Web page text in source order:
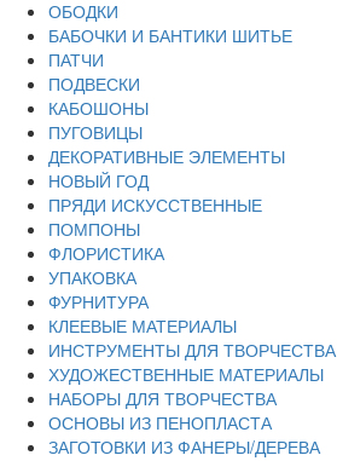
ОБОДКИ
БАБОЧКИ И БАНТИКИ ШИТЬЕ
ПАТЧИ
ПОДВЕСКИ
КАБОШОНЫ
ПУГОВИЦЫ
ДЕКОРАТИВНЫЕ ЭЛЕМЕНТЫ
НОВЫЙ ГОД
ПРЯДИ ИСКУССТВЕННЫЕ
ПОМПОНЫ
ФЛОРИСТИКА
УПАКОВКА
ФУРНИТУРА
КЛЕЕВЫЕ МАТЕРИАЛЫ
ИНСТРУМЕНТЫ ДЛЯ ТВОРЧЕСТВА
ХУДОЖЕСТВЕННЫЕ МАТЕРИАЛЫ
НАБОРЫ ДЛЯ ТВОРЧЕСТВА
ОСНОВЫ ИЗ ПЕНОПЛАСТА
ЗАГОТОВКИ ИЗ ФАНЕРЫ/ДЕРЕВА